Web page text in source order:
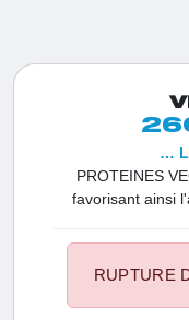
PROTEINES
favorisant ainsi
ModCarb™, un
biologiques
…
RUPTURE